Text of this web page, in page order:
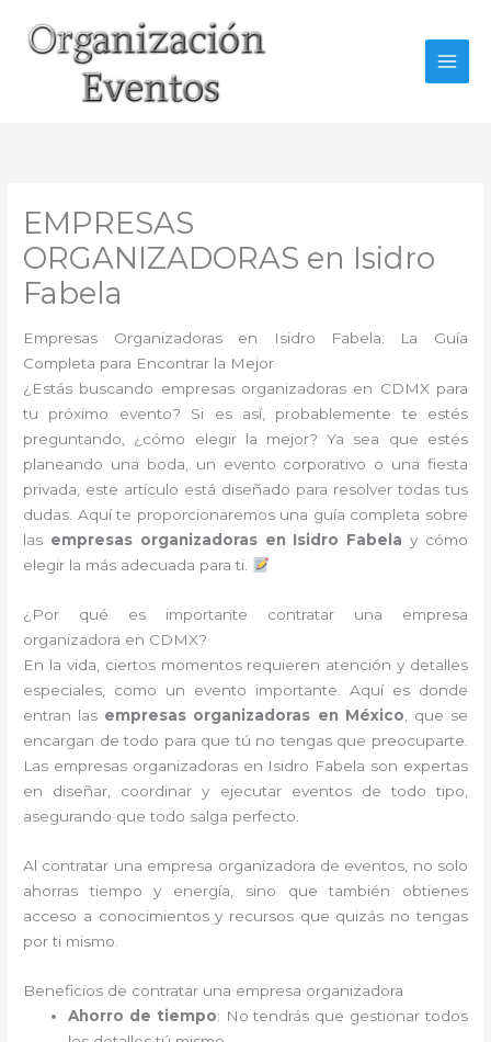
contenido
EMPRESAS
ORGANIZADORAS en Isidro
Fabela
Empresas Organizadoras en Isidro Fabela: La Guía
Completa para Encontrar la Mejor
¿Estás buscando empresas organizadoras en CDMX para
tu próximo evento? Si es así, probablemente te estés
preguntando, ¿cómo elegir la mejor? Ya sea que estés
planeando una boda, un evento corporativo o una fiesta
privada, este artículo está diseñado para resolver todas tus
dudas. Aquí te proporcionaremos una guía completa sobre
las empresas organizadoras en Isidro Fabela y cómo
elegir la más adecuada para ti.
¿Por qué es importante contratar una empresa
organizadora en CDMX?
En la vida, ciertos momentos requieren atención y detalles
especiales, como un evento importante. Aquí es donde
entran las empresas organizadoras en México , que se
encargan de todo para que tú no tengas que preocuparte.
Las empresas organizadoras en Isidro Fabela son expertas
en diseñar, coordinar y ejecutar eventos de todo tipo,
asegurando que todo salga perfecto.
Al contratar una empresa organizadora de eventos, no solo
ahorras tiempo y energía, sino que también obtienes
acceso a conocimientos y recursos que quizás no tengas
por ti mismo.
Beneficios de contratar una empresa organizadora
Ahorro de tiempo: No tendrás que gestionar todos